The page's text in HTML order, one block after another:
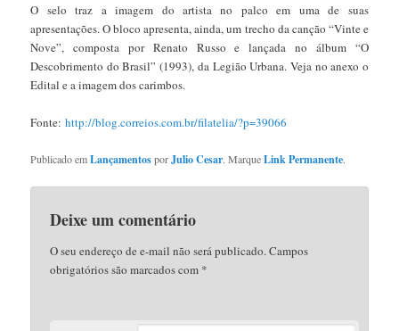
O selo traz a imagem do artista no palco em uma de suas
apresentações. O bloco apresenta, ainda, um trecho da canção “Vinte e
Nove”, composta por Renato Russo e lançada no álbum “O
Descobrimento do Brasil” (1993), da Legião Urbana. Veja no anexo o
Edital e a imagem dos carimbos.
Fonte:http://blog.correios.com.br/filatelia/?p=39066
Publicado emLançamentosporJulio Cesar. MarqueLink Permanente.
Deixe um comentário
O seu endereço de e-mail não será publicado.Campos
obrigatórios são marcados com *